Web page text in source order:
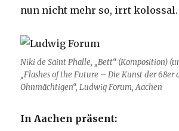
nun nicht mehr so, irrt kolossal.
Niki de Saint Phalle, „Bett“ (Komposition)
„Flashes of the Future – Die Kunst der 68er
Ohnmächtigen“, Ludwig Forum, Aachen
In Aachen präsent: